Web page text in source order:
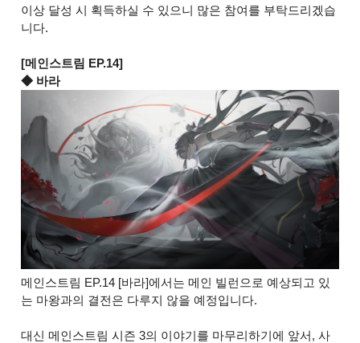
이상 달성 시 획득하실 수 있으니 많은 참여를 부탁드리겠습
니다.
[메인스트림 EP.14]
◆ 바라
메인스트림 EP.14 [바라]에서는 메인 빌런으로 예상되고 있
는 마왕과의 결전은 다루지 않을 예정입니다.
대신 메인스트림 시즌 3의 이야기를 마무리하기에 앞서, 사